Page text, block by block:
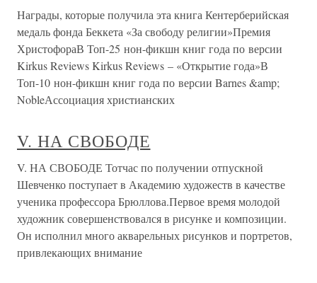
Награды, которые получила эта книга Кентерберийская
медаль фонда Беккета «За свободу религии»Премия
ХристофораВ Топ-25 нон-фикшн книг года по версии
Kirkus Reviews Kirkus Reviews – «Открытие года»В
Топ-10 нон-фикшн книг года по версии Barnes &amp;
NobleАссоциация христианских
V. НА СВОБОДЕ
V. НА СВОБОДЕ Тотчас по получении отпускной
Шевченко поступает в Академию художеств в качестве
ученика профессора Брюллова.Первое время молодой
художник совершенствовался в рисунке и композиции.
Он исполнил много акварельных рисунков и портретов,
привлекающих внимание